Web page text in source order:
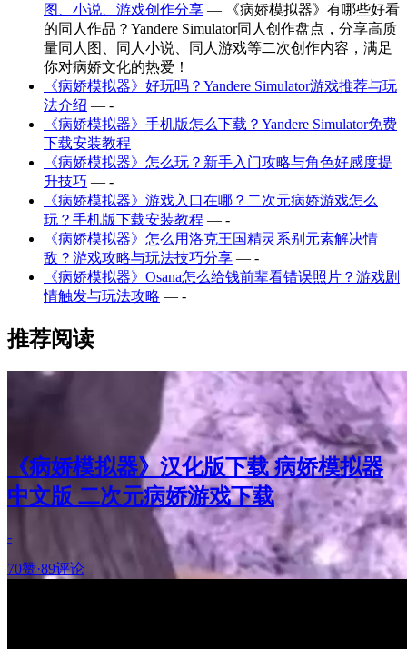
图、小说、游戏创作分享 — 《病娇模拟器》有哪些好看
的同人作品？Yandere Simulator同人创作盘点，分享高质
量同人图、同人小说、同人游戏等二次创作内容，满足
你对病娇文化的热爱！
《病娇模拟器》好玩吗？Yandere Simulator游戏推荐与玩
法介绍 — -
《病娇模拟器》手机版怎么下载？Yandere Simulator免费
下载安装教程
《病娇模拟器》怎么玩？新手入门攻略与角色好感度提
升技巧 — -
《病娇模拟器》游戏入口在哪？二次元病娇游戏怎么
玩？手机版下载安装教程 — -
《病娇模拟器》怎么用洛克王国精灵系别元素解决情
敌？游戏攻略与玩法技巧分享 — -
《病娇模拟器》Osana怎么给钱前辈看错误照片？游戏剧
情触发与玩法攻略 — -
推荐阅读
《病娇模拟器》汉化版下载 病娇模拟器
中文版 二次元病娇游戏下载
-
70赞·89评论